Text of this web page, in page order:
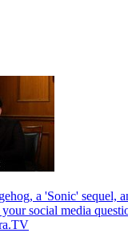
a 'Sonic' sequel,
social media